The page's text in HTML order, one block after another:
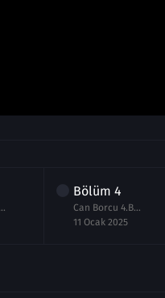
izle Full
Bölüm 4
Can Borcu 4.Bölüm izle Full
11 Ocak 2025